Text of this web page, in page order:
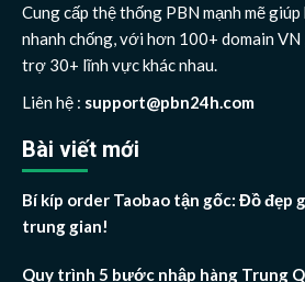
Cung cấp thệ thống PBN mạnh mẽ
nhanh chống, với hơn 100+ domain VN
trợ 30+ lĩnh vực khác nhau.
Liên hệ : support@pbn24h.com
Bài viết mới
Bí kíp order Taobao tận gốc: Đồ đẹp
trung gian!
Quy trình 5 bước nhập hàng Trung